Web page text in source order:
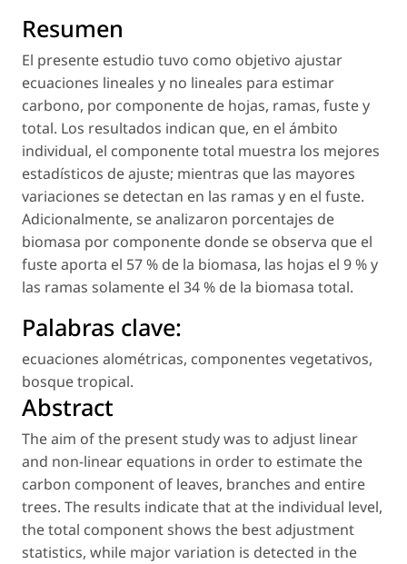
Resumen
El presente estudio tuvo como objetivo ajustar
ecuaciones lineales y no lineales para estimar
carbono, por componente de hojas, ramas, fuste y
total. Los resultados indican que, en el ámbito
individual, el componente total muestra los mejores
estadísticos de ajuste; mientras que las mayores
variaciones se detectan en las ramas y en el fuste.
Adicionalmente, se analizaron porcentajes de
biomasa por componente donde se observa que el
fuste aporta el 57 % de la biomasa, las hojas el 9 % y
las ramas solamente el 34 % de la biomasa total.
Palabras clave:
ecuaciones alométricas, componentes vegetativos,
bosque tropical.
Abstract
The aim of the present study was to adjust linear
and non-linear equations in order to estimate the
carbon component of leaves, branches and entire
trees. The results indicate that at the individual level,
the total component shows the best adjustment
statistics, while major variation is detected in the